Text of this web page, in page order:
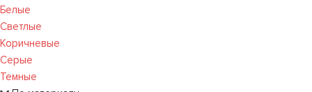
Белые
Светлые
Коричневые
Серые
Темные